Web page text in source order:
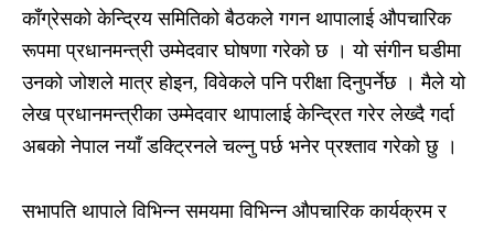
काँग्रेसको केन्द्रिय समितिको बैठकले गगन थापालाई औपचारिक
रूपमा प्रधानमन्त्री उम्मेदवार घोषणा गरेको छ । यो संगीन घडीमा
उनको जोशले मात्र होइन, विवेकले पनि परीक्षा दिनुपर्नेछ । मैले यो
लेख प्रधानमन्त्रीका उम्मेदवार थापालाई केन्द्रित गरेर लेख्दै गर्दा
अबको नेपाल नयाँ डक्ट्रिनले चल्नु पर्छ भनेर प्रश्ताव गरेको छु ।
सभापति थापाले विभिन्न समयमा विभिन्न औपचारिक कार्यक्रम र